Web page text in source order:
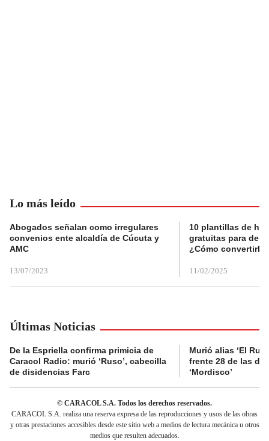
Lo más leído
Abogados señalan como irregulares
convenios ente alcaldía de Cúcuta y
AMC
13/07/2023
10 plantillas de
gratuitas para
¿Cómo convertirla
11/02/2025
Últimas Noticias
De la Espriella confirma primicia de
Caracol Radio: murió ‘Ruso’, cabecilla
de disidencias Farc
Murió alias ‘El
frente 28 de las
‘Mordisco’
© CARACOL S.A. Todos los derechos reservados.
CARACOL S.A. realiza una reserva expresa de las reproducciones y usos de las obras
y otras prestaciones accesibles desde este sitio web a medios de lectura mecánica u otros
medios que resulten adecuados.